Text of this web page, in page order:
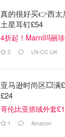
真的很好买👉西太
土星耳钉£54
4折起！Marni玛丽
2 LN-CC UK
亚马逊时尚区💥满
£24
哥伦比亚抓绒外套
1 Amazon